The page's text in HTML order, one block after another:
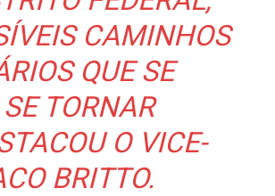
CAMINHOS
QUE SE
TORNAR
O VICE-
BRITTO.